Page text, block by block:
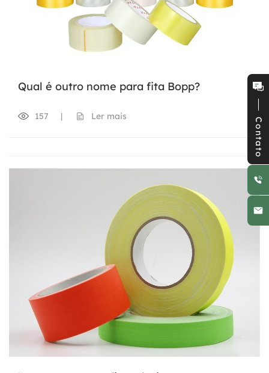
Qual é outro nome para fita Bopp?
157 | Ler mais
Contato